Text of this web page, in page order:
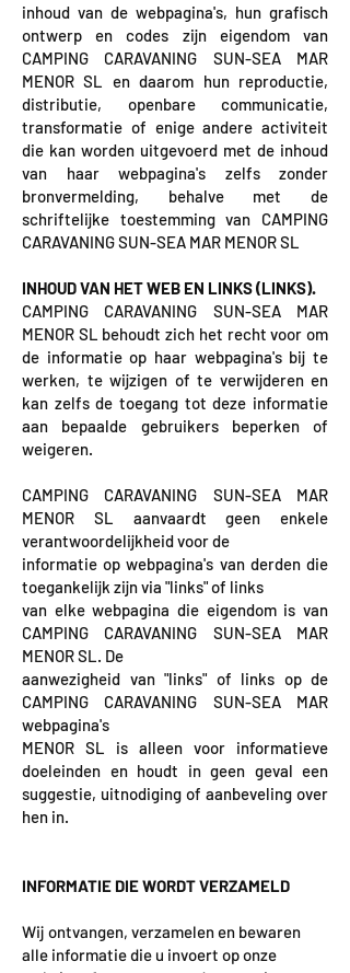
inhoud van de webpagina's, hun grafisch
ontwerp en codes zijn eigendom van
CAMPING CARAVANING SUN-SEA MAR
MENOR SL en daarom hun reproductie,
distributie, openbare communicatie,
transformatie of enige andere activiteit
die kan worden uitgevoerd met de inhoud
van haar webpagina's zelfs zonder
bronvermelding, behalve met de
schriftelijke toestemming van CAMPING
CARAVANING SUN-SEA MAR MENOR SL
INHOUD VAN HET WEB EN LINKS (LINKS).
CAMPING CARAVANING SUN-SEA MAR
MENOR SL behoudt zich het recht voor om
de informatie op haar webpagina's bij te
werken, te wijzigen of te verwijderen en
kan zelfs de toegang tot deze informatie
aan bepaalde gebruikers beperken of
weigeren.
CAMPING CARAVANING SUN-SEA MAR
MENOR SL aanvaardt geen enkele
verantwoordelijkheid voor de
informatie op webpagina's van derden die
toegankelijk zijn via "links" of links
van elke webpagina die eigendom is van
CAMPING CARAVANING SUN-SEA MAR
MENOR SL. De
aanwezigheid van "links" of links op de
CAMPING CARAVANING SUN-SEA MAR
webpagina's
MENOR SL is alleen voor informatieve
doeleinden en houdt in geen geval een
suggestie, uitnodiging of aanbeveling over
hen in.
INFORMATIE DIE WORDT VERZAMELD
Wij ontvangen, verzamelen en bewaren
alle informatie die u invoert op onze